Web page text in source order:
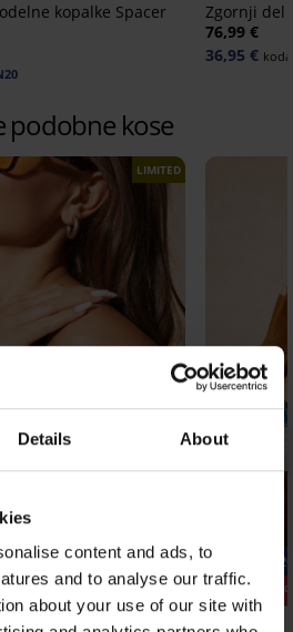
Details About
content and ads, to
and to analyse our traffic.
about your use of our site with
kopalke Spacer
Zgornji del
76,99 €
36,95 €
podobne kose
LIMITED
-20%
Popust -